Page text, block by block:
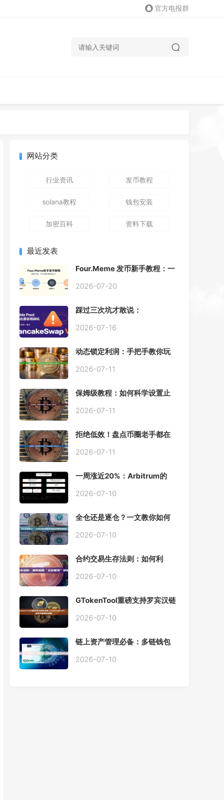
官方电报群
网站分类
行业资讯 发币教程
solana教程 钱包安装
加密百科 资料下载
最近发表
Four.Meme 发币新手教程：一
动踩坑
2026-07-20
踩过三次坑才敢说：
Pool 最容易翻车的不是手续
2026-07-16
动态锁定利润：手把手教你玩
2026-07-11
保姆级教程：如何科学设置止
2026-07-11
拒绝低效！盘点币圈老手都在
具
2026-07-11
一周涨近20%：Arbitrum的
Chain一夜盘活
2026-07-10
全仓还是逐仓？一文教你如何
2026-07-10
合约交易生存法则：如何利
2026-07-10
GTokenTool重磅支持罗宾汉链
程全解析
2026-07-10
链上资产管理必备：多链钱包
2026-07-10